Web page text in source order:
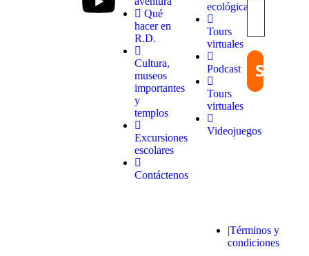
Quieroloma,
Qué
hacer en
R.D.
Cultura,
museos
importantes
y
templos
Excursiones
escolares
Contáctenos
ecológicas
Tours
virtuales
Podcast
Tours
virtuales
Videojuegos
|Términos y
condiciones